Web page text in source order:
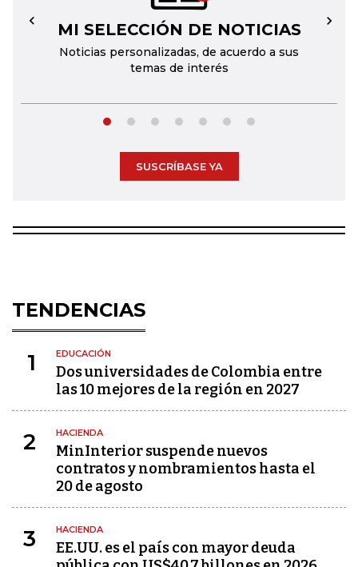
MI SELECCIÓN DE NOTICIAS
Noticias personalizadas, de acuerdo a sus
temas de interés
← →
SUSCRÍBASE YA
TENDENCIAS
1 EDUCACIÓN
Dos universidades de Colombia entre
las 10 mejores de la región en 2027
2 HACIENDA
MinInterior suspende nuevos
contratos y nombramientos hasta el
20 de agosto
3 HACIENDA
EE.UU. es el país con mayor deuda